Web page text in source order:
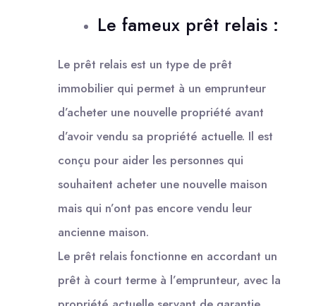
Le fameux prêt relais :
Le prêt relais est un type de prêt
immobilier qui permet à un emprunteur
d’acheter une nouvelle propriété avant
d’avoir vendu sa propriété actuelle. Il est
conçu pour aider les personnes qui
souhaitent acheter une nouvelle maison
mais qui n’ont pas encore vendu leur
ancienne maison.
Le prêt relais fonctionne en accordant un
prêt à court terme à l’emprunteur, avec la